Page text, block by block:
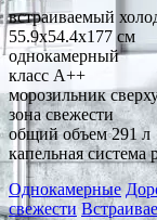
встраиваемый
55.9x54.4x177 см
однокамерный
класс A++
морозильник
зона свежести
общий объем 291 л
капельная система
Однокамерные
свежести